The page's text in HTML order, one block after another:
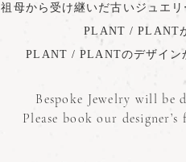
祖母から受け継いだ古いジュエ
PLANT / PLANT
PLANT / PLANTのデザイン
Bespoke Jewelry will be
Please book our